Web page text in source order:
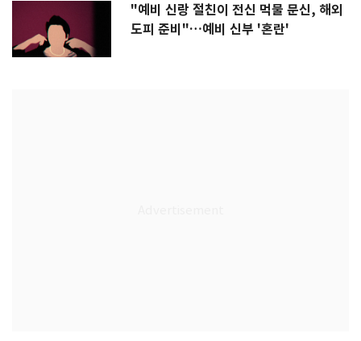
"예비 신랑 절친이 전신 먹물 문신, 해외
도피 준비"…예비 신부 '혼란'